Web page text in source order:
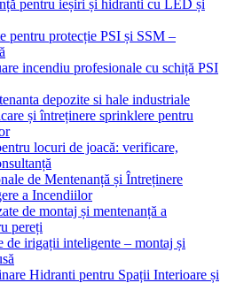
pentru ieșiri și hidranti cu LED și
pentru protecție PSI și SSM –
incendiu profesionale cu schiță PSI
depozite si hale industriale
și întreținere sprinklere pentru
locuri de joacă: verificare,
de Mentenanță și Întreținere
a Incendiilor
de montaj și mentenanță a
pereți
de irigații inteligente – montaj și
Hidranti pentru Spații Interioare și